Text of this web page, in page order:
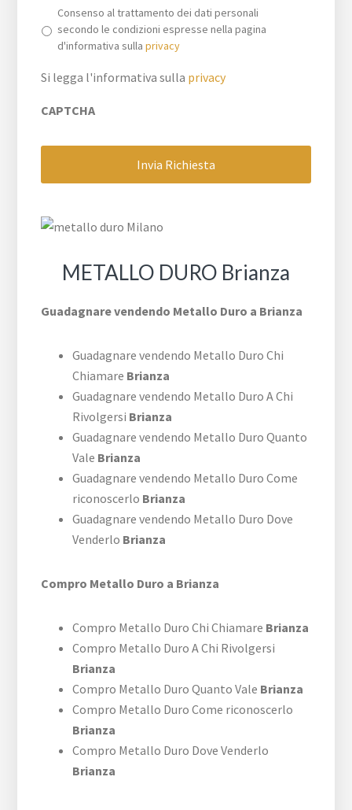
Consenso al trattamento dei dati personali
secondo le condizioni espresse nella pagina
d'informativa sullaprivacy
Si legga l'informativa sulla privacy
CAPTCHA
METALLO DURO Brianza
Guadagnare vendendo Metallo Duro a Brianza
Guadagnare vendendo Metallo Duro Chi
Chiamare Brianza
Guadagnare vendendo Metallo Duro A Chi
Rivolgersi Brianza
Guadagnare vendendo Metallo Duro Quanto
Vale Brianza
Guadagnare vendendo Metallo Duro Come
riconoscerlo Brianza
Guadagnare vendendo Metallo Duro Dove
Venderlo Brianza
Compro Metallo Duro a Brianza
Compro Metallo Duro Chi Chiamare Brianza
Compro Metallo Duro A Chi Rivolgersi
Brianza
Compro Metallo Duro Quanto Vale Brianza
Compro Metallo Duro Come riconoscerlo
Brianza
Compro Metallo Duro Dove Venderlo
Brianza